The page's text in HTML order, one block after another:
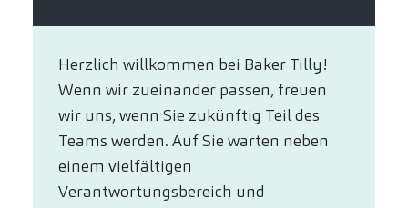
Herzlich willkommen bei Baker Tilly!
Wenn wir zueinander passen, freuen
wir uns, wenn Sie zukünftig Teil des
Teams werden. Auf Sie warten neben
einem vielfältigen
Verantwortungsbereich und